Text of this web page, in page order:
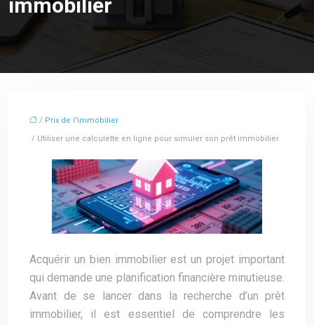
immobilier
/ Prix de l'immobilier
/ Utiliser une calculette en ligne pour simuler son prêt immobilier
Acquérir un bien immobilier est un projet important
qui demande une planification financière minutieuse.
Avant de se lancer dans la recherche d’un prêt
immobilier, il est essentiel de comprendre les